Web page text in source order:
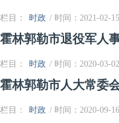
栏目： 时政 / 时间：2021-02-15
霍林郭勒市退役军人
栏目： 时政 / 时间：2020-03-02
霍林郭勒市人大常委
栏目： 时政 / 时间：2020-09-16